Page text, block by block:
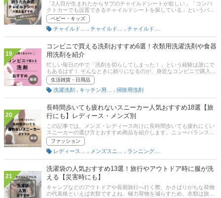
「2人目が生まれたからサブのチャイルドシートが欲しい」「コンパ
クトカーでも設置できるチャイルドシートを探している」というパパ
ママも多いでしょう。そんなときは、折りたたみできるチャイルドシ
ートがおすすめです。折りたたみできるチャイルドシートは、コンパ
クトで軽量なものが多くママひとりでもつけることができます。この
記事では、折りたたみできるチャイルドシートのメリットやおすすめ
の商品を紹介します。また、チャイルドシートの疑問についてもお答
えしているので、参考にしてください。
ベビー・キッズ
19
コンビニで買える洗剤おすすめ6選！衣類用洗濯洗剤や食器
用洗剤を紹介
忙しい毎日の中で「洗剤を切らしてしまった！」という経験は誰にで
もあるはず！ そんなときに頼りになるのが、身近なコンビニで購入で
きる洗剤です。セブンイレブンや、ローソン・ファミリーマートとい
った大手コンビニチェーンでは、衣類用や食器用の洗剤が少量パック
やコンパクトボトルで販売されています。旅行や出張、一人暮らしで
の急な洗濯や食器洗いにも便利なうえ、大手メーカーの製品が多いの
も安心ポイントです。この記事では、コンビニで買えるおすすめの洗
剤を衣類用と食器用に分けて紹介します。※コンビニ店舗によって
は、取り扱っていない場合があります。
生活雑貨・日用品
洗濯洗剤 掃除用洗剤
20
長時間歩いても疲れないスニーカー人気おすすめ18選【旅
行にも】レディース・メンズ別
この記事では、メンズ・レディース向けに長時間歩いても疲れにくい
スニーカーの選び方とおすすめ商品を紹介します。ニューバランスや
ナイキ、無印良品といった人気ブランドを中心に、一日中立ち仕事を
している人、旅行を控えている人などにぴったりなおしゃれな商品を
厳選。後半には、比較一覧表や通販サイトの最新人気ランキングもあ
るので、売れ筋や口コミとあわせてチェックしてみてください。
ファッション
21
洗濯袋の人気おすすめ13選！旅行やアウトドア時に服が洗
える【災害時にも】
キャンプなどのアウトドアや長期旅行へ行く際、かさばりがちな荷物
の代表格といえば衣類ですよね。極力荷物を減らすため、衣類は旅行